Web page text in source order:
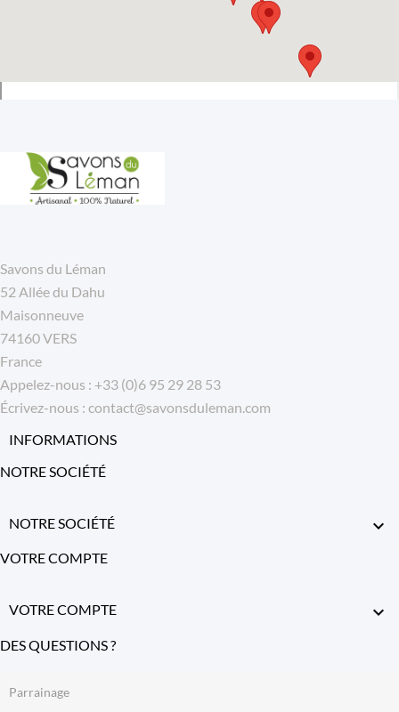
Savons du Léman
52 Allée du Dahu
Maisonneuve
74160 VERS
France
Appelez-nous : +33 (0)6 95 29 28 53
Écrivez-nous : contact@savonsduleman.com
INFORMATIONS
NOTRE SOCIÉTÉ
NOTRE SOCIÉTÉ 
VOTRE COMPTE
VOTRE COMPTE 
DES QUESTIONS ?
Parrainage